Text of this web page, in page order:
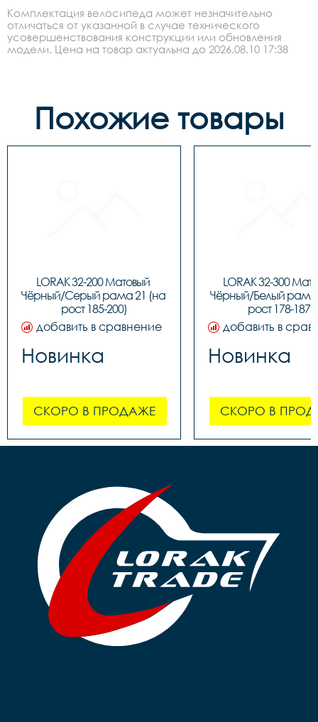
Комплектация велосипеда может незначительно
отличаться от указанной в случае технического
усовершенствования конструкции или обновления
модели. Цена на товар актуальна до 2026.08.10 17:38
Похожие товары
LORAK 32-200 Матовый
Чёрный/Серый рама 21 (на
рост 185-200)
добавить в сравнение
Новинка
СКОРО В ПРОДАЖЕ
LORAK 32-300
Чёрный/Белый рама
рост 178-187)
добавить в
Новинка
СКОРО В